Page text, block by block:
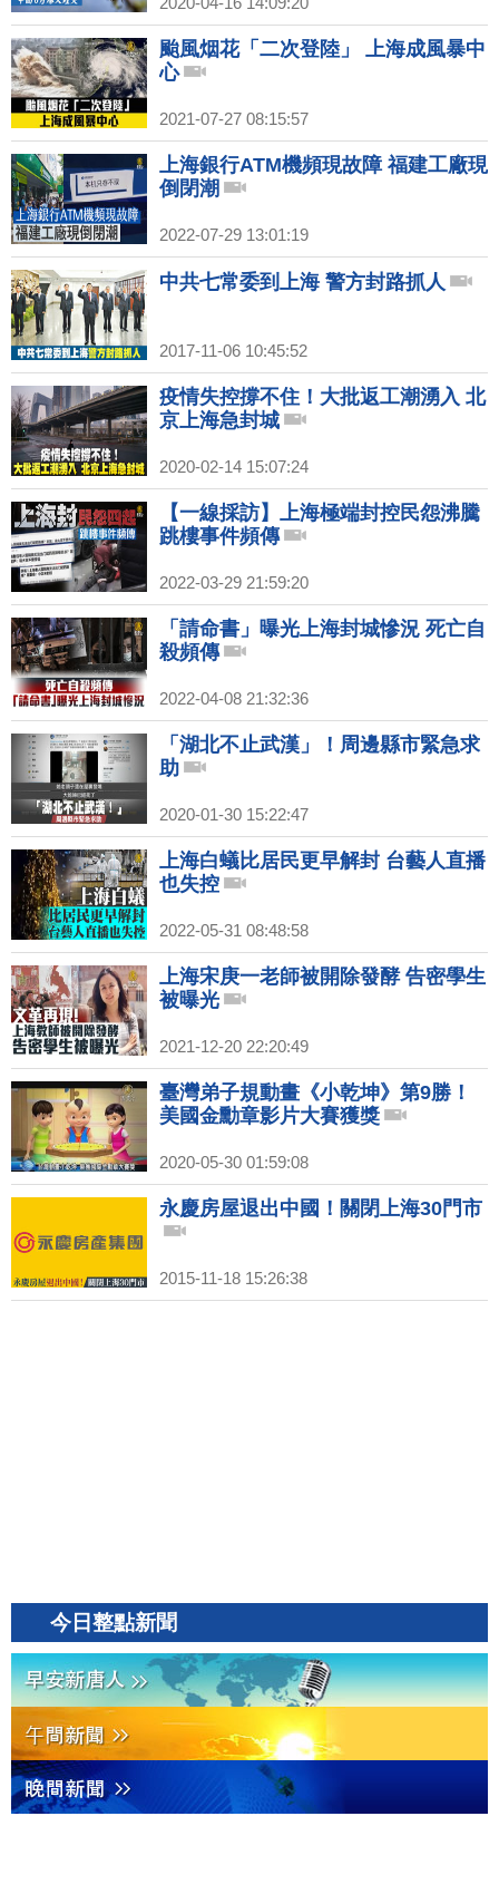
颱風烟花「二次登陸」 上海成風暴中
心
2021-07-27 08:15:57
上海銀行ATM機頻現故障 福建工廠現
倒閉潮
2022-07-29 13:01:19
中共七常委到上海 警方封路抓人
2017-11-06 10:45:52
疫情失控撐不住！大批返工潮湧入 北
京上海急封城
2020-02-14 15:07:24
【一線採訪】上海極端封控民怨沸騰
跳樓事件頻傳
2022-03-29 21:59:20
「請命書」曝光上海封城慘況 死亡自
殺頻傳
2022-04-08 21:32:36
「湖北不止武漢」！周邊縣市緊急求
助
2020-01-30 15:22:47
上海白蟻比居民更早解封 台藝人直播
也失控
2022-05-31 08:48:58
上海宋庚一老師被開除發酵 告密學生
被曝光
2021-12-20 22:20:49
臺灣弟子規動畫《小乾坤》第9勝！
美國金勳章影片大賽獲獎
2020-05-30 01:59:08
永慶房屋退出中國！關閉上海30門市
2015-11-18 15:26:38
今日整點新聞